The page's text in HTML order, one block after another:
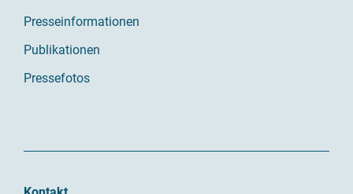
Presseinformationen
Publikationen
Pressefotos